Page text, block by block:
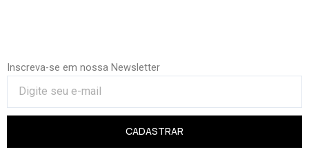
Inscreva-se em nossa Newsletter
CADASTRAR